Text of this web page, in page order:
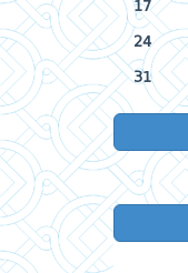
17
24
31